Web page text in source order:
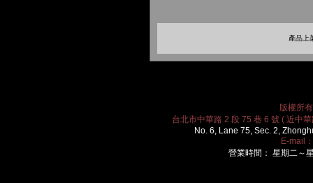
產品上
版權所
台北市中華路 2 段 75 巷 6 號 ( 近中
No. 6, Lane 75, Sec. 2,
E-mail：
營業時間： 星期二～